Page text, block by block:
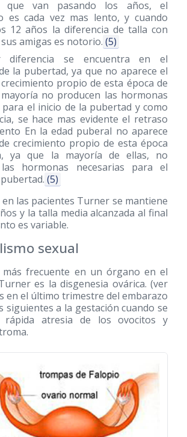
que van pasando los años, el
es cada vez mas lento, y cuando
12 años la diferencia de talla con
amigas es notorio. (5)
diferencia se encuentra en el
la pubertad, ya que no aparece el
propio de esta época de
no producen las hormonas
para el inicio de la pubertad y como
se hace mas evidente el retraso
En la edad puberal no aparece
crecimiento propio de esta época
ya que la mayoría de ellas, no
hormonas necesarias para el
(5)
en las pacientes Turner se mantiene
y la talla media alcanzada al final
es variable.
sexual
más frecuente en un órgano en el
es la disgenesia ovárica. (ver
en el último trimestre del embarazo
siguientes a la gestación cuando se
rápida atresia de los ovocitos y